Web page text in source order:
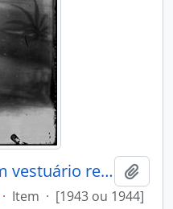
Retrato de mulher com vestuário regional
· Item · [1943 ou 1944]